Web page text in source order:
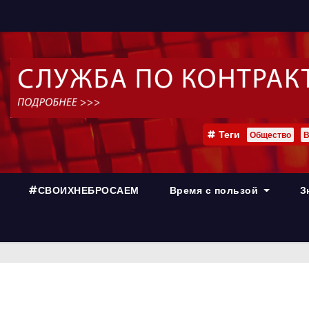
Теги Общество
#СВОИХНЕБРОСАЕМ Время с пользой